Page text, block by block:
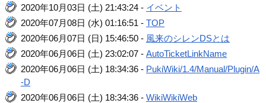
2020年10月03日 (土) 21:43:24 - イベント
2020年07月08日 (水) 01:16:51 -TOP
2020年06月07日 (日) 15:46:50 - 風来のシレンDSとは
2020年06月06日 (土) 23:02:07 -AutoTicketLinkName
2020年06月06日 (土) 18:34:36 - PukiWiki/1.4/Manual/Plugin/A
-D
2020年06月06日 (土) 18:34:36 -WikiWikiWeb